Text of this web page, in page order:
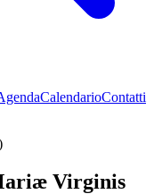
CalendarioContatti
Virginis